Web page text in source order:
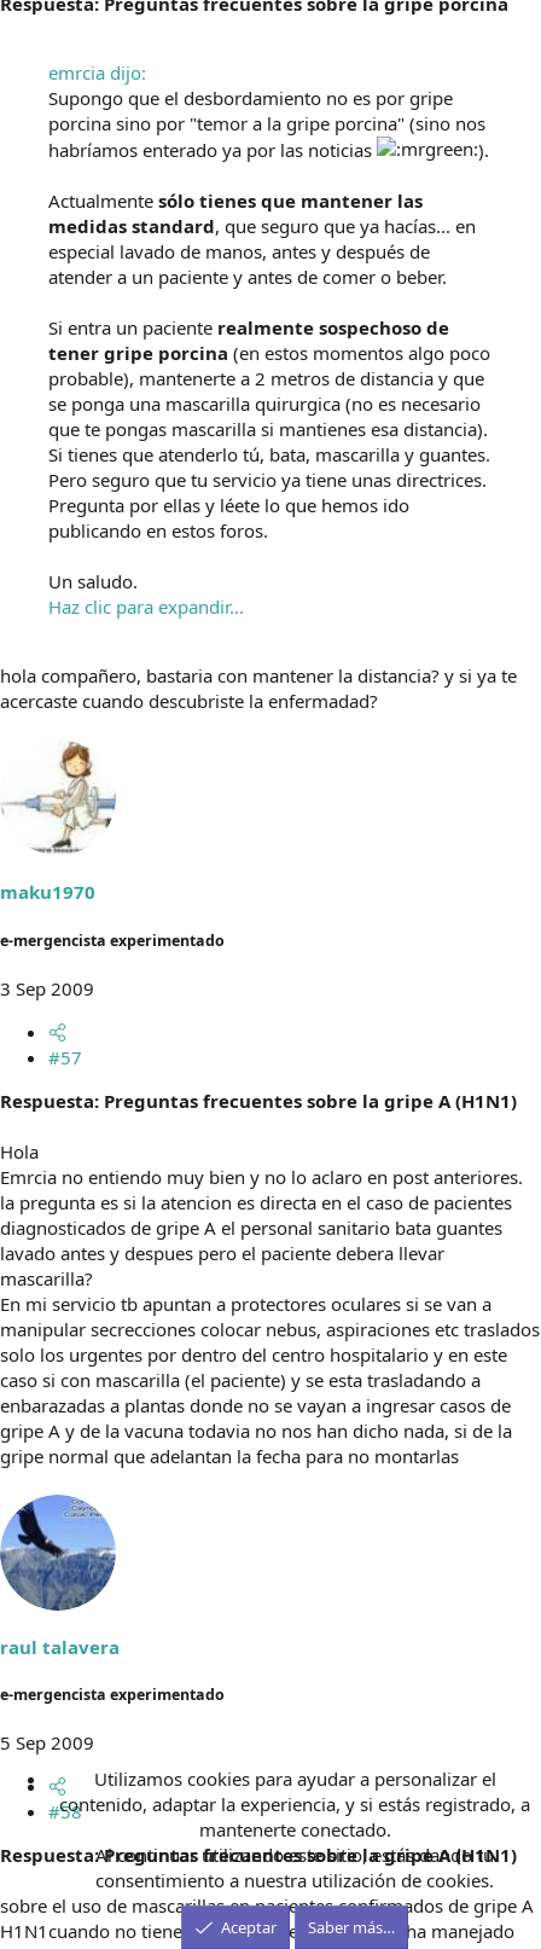
emrcia dijo:
Supongo que el desbordamiento no es por gripe
porcina sino por "temor a la gripe porcina" (sino nos
habríamos enterado ya por las noticias
).
Actualmente sólo tienes que mantener las
medidas standard, que seguro que ya hacías... en
especial lavado de manos, antes y después de
atender a un paciente y antes de comer o beber.
Si entra un paciente realmente sospechoso de
tener gripe porcina (en estos momentos algo poco
probable), mantenerte a 2 metros de distancia y que
se ponga una mascarilla quirurgica (no es necesario
que te pongas mascarilla si mantienes esa distancia).
Si tienes que atenderlo tú, bata, mascarilla y guantes.
Pero seguro que tu servicio ya tiene unas directrices.
Pregunta por ellas y léete lo que hemos ido
publicando en estos foros.
Un saludo.
Haz clic para expandir...
hola compañero, bastaria con mantener la distancia? y si ya te
acercaste cuando descubriste la enfermadad?
maku1970
e-mergencista experimentado
3 Sep 2009
#57
Respuesta: Preguntas frecuentes sobre la gripe A (H1N1)
Hola
Emrcia no entiendo muy bien y no lo aclaro en post anteriores.
la pregunta es si la atencion es directa en el caso de pacientes
diagnosticados de gripe A el personal sanitario bata guantes
lavado antes y despues pero el paciente debera llevar
mascarilla?
En mi servicio tb apuntan a protectores oculares si se van a
manipular secrecciones colocar nebus, aspiraciones etc traslados
solo los urgentes por dentro del centro hospitalario y en este
caso si con mascarilla (el paciente) y se esta trasladando a
enbarazadas a plantas donde no se vayan a ingresar casos de
gripe A y de la vacuna todavia no nos han dicho nada, si de la
gripe normal que adelantan la fecha para no montarlas
raul talavera
e-mergencista experimentado
5 Sep 2009
#58
Respuesta: Preguntas frecuentes sobre la gripe A (H1N1)
sobre el uso de mascarillas en pacientes confirmados de gripe A
H1N1cuando no tienen patologia respiratoria se ha manejado
Utilizamos cookies para ayudar a personalizar el
contenido, adaptar la experiencia, y si estás registrado, a
mantenerte conectado.
Al continuar utilizando este sitio, estás dando tu
consentimiento a nuestra utilización de cookies.
Aceptar Saber más…